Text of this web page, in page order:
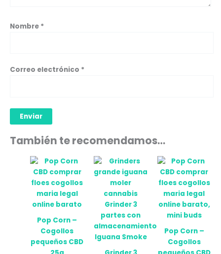
Nombre *
Correo electrónico *
También te recomendamos…
Pop Corn –
Cogollos
pequeños CBD
Este
producto
múltiples
variantes.
Las
opciones
se
Pop Corn –
Cogollos